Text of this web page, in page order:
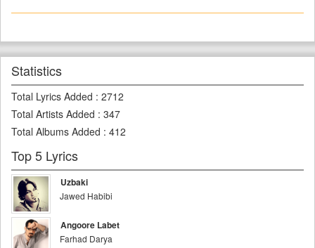
Statistics
Total Lyrics Added : 2712
Total Artists Added : 347
Total Albums Added : 412
Top 5 Lyrics
Uzbaki
Jawed Habibi
Angoore Labet
Farhad Darya